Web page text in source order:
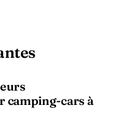
camping-cars à